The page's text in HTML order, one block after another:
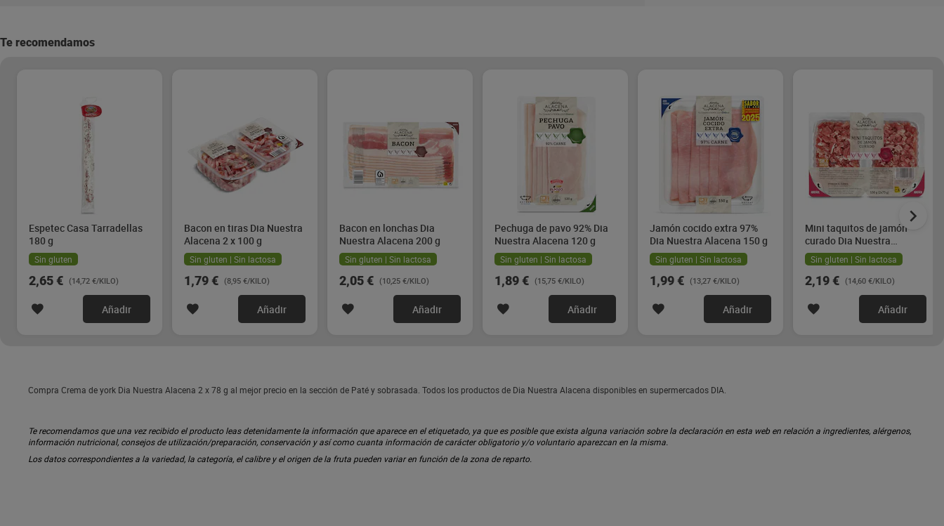
Te recomendamos
Espetec Casa Tarradellas
180 g
Sin gluten
2,65 € (14,72 €/KILO)
Añadir
Bacon en tiras Dia Nuestra
Alacena 2 x 100 g
Sin gluten | Sin lactosa
1,79 € (8,95 €/KILO)
Añadir
Bacon en lonchas Dia
Nuestra Alacena 200 g
Sin gluten | Sin lactosa
2,05 € (10,25 €/KILO)
Añadir
Pechuga de pavo 92% Dia
Nuestra Alacena 120 g
Sin gluten | Sin lactosa
1,89 € (15,75 €/KILO)
Añadir
Jamón cocido extra 97%
Dia Nuestra Alacena 150 g
Sin gluten | Sin lactosa
1,99 € (13,27 €/KILO)
Añadir
Mini taquitos de jamón
curado Dia Nuestra
Alacena 2 x 75 g
Sin gluten | Sin lactosa
2,19 € (14,60 €/KILO)
Añadir
Compra Crema de york Dia Nuestra Alacena 2 x 78 g al mejor precio en la sección de Paté y sobrasada. Todos los productos de Dia Nuestra Alacena disponibles en supermercados DIA.
Te recomendamos que una vez recibido el producto leas detenidamente la información que aparece en el etiquetado, ya que es posible que exista alguna variación sobre la declaración en esta web en relación a ingredientes, alérgenos,
información nutricional, consejos de utilización/preparación, conservación y así como cuanta información de carácter obligatorio y/o voluntario aparezcan en la misma.
Los datos correspondientes a la variedad, la categoría, el calibre y el origen de la fruta pueden variar en función de la zona de reparto.